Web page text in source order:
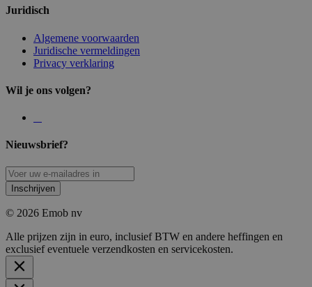
Juridisch
Algemene voorwaarden
Juridische vermeldingen
Privacy verklaring
Wil je ons volgen?
Nieuwsbrief?
Inschrijven
© 2026 Emob nv
Alle prijzen zijn in euro, inclusief BTW en andere heffingen en
exclusief eventuele verzendkosten en servicekosten.